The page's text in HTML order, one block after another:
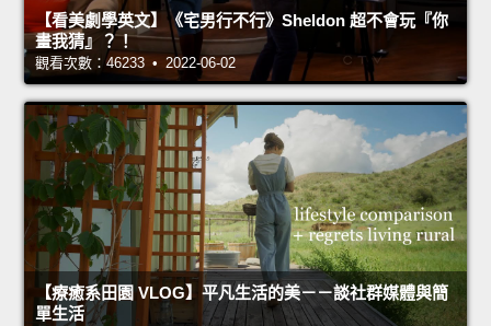
【看美劇學英文】《宅男行不行》Sheldon 超不會玩『你
畫我猜』？！
觀看次數：46233 • 2022-06-02
【療癒系田園 VLOG】平凡生活的美－－談社群媒體與簡
單生活